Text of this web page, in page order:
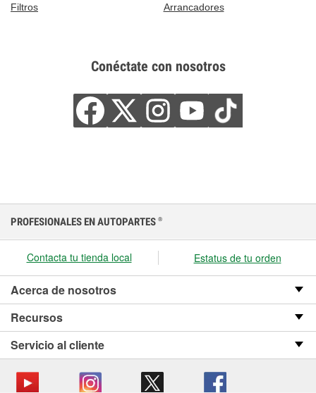
Filtros
Arrancadores
Conéctate con nosotros
PROFESIONALES EN AUTOPARTES ®
Contacta tu tienda local Estatus de tu orden
Acerca de nosotros
Recursos
Servicio al cliente